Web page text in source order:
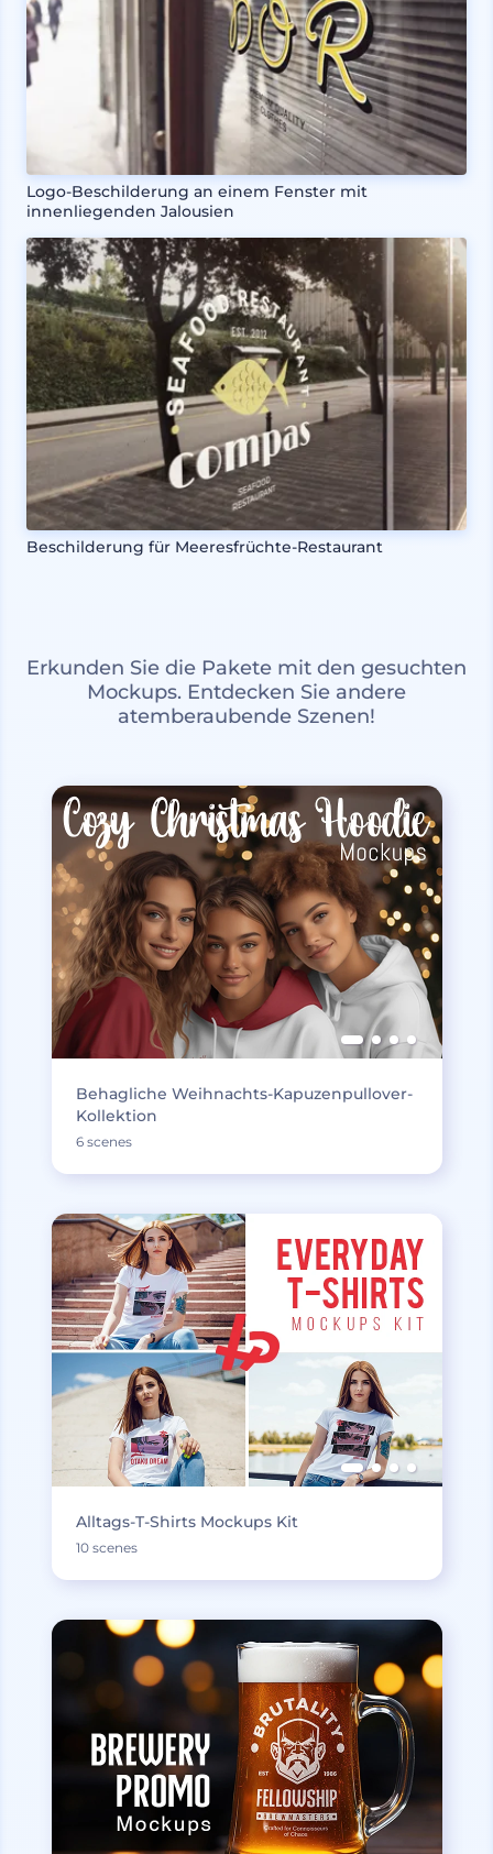
Logo-Beschilderung an einem Fenster mit
innenliegenden Jalousien
Beschilderung für Meeresfrüchte-Restaurant
Erkunden Sie die Pakete mit den gesuchten
Mockups. Entdecken Sie andere
atemberaubende Szenen!
Behagliche Weihnachts-Kapuzenpullover-
Kollektion
6 scenes
Alltags-T-Shirts Mockups Kit
10 scenes